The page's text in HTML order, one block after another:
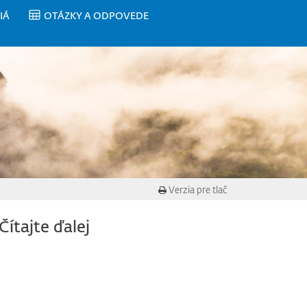
OTÁZKY A ODPOVEDE
Verzia pre tlač
ďalej